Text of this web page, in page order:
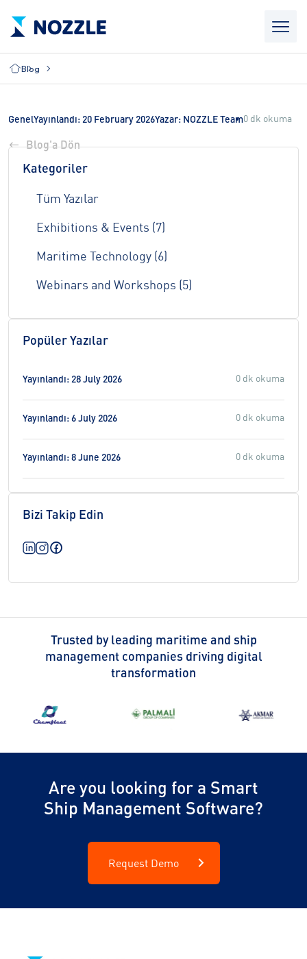
Blog
GenelYayınlandı: 20 February 2026Yazar: NOZZLE Team0 dk okuma
Blog'a Dön
Kategoriler
Tüm Yazılar
Exhibitions & Events (7)
Maritime Technology (6)
Webinars and Workshops (5)
Popüler Yazılar
Yayınlandı: 28 July 2026 0 dk okuma
Yayınlandı: 6 July 2026 0 dk okuma
Yayınlandı: 8 June 2026 0 dk okuma
Bizi Takip Edin
Trusted by leading maritime and ship
management companies driving digital
transformation
Are you looking for a Smart
Ship Management Software?
Request Demo